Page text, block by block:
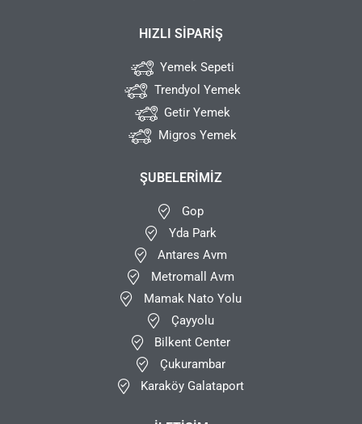
HIZLI SIPARIŞ
Yemek Sepeti
Trendyol Yemek
Getir Yemek
Migros Yemek
ŞUBELERIMIZ
Gop
Yda Park
Antares Avm
Metromall Avm
Mamak Nato Yolu
Çayyolu
Bilkent Center
Çukurambar
Karaköy Galataport